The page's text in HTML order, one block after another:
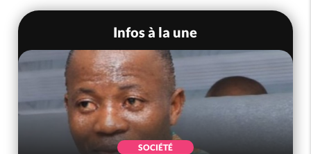
Infos à la une
SOCIÉTÉ